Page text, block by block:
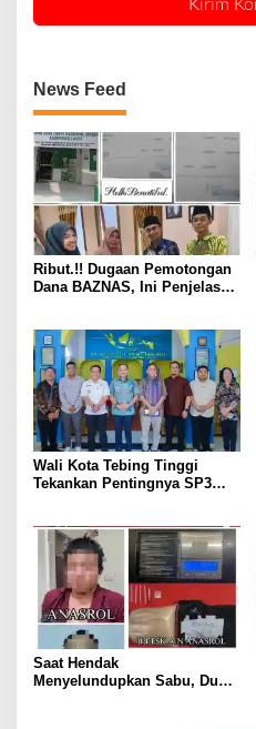
News Feed
Ribut.!! Dugaan Pemotongan
Dana BAZNAS, Ini Penjelasan
Wali Kota Tebing Tinggi
Tekankan Pentingnya SP3
Saat Hendak
Menyelundupkan Sabu, Dua